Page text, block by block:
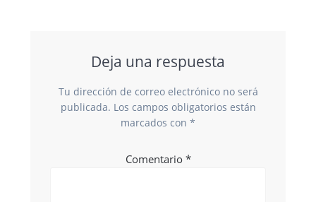
Deja una respuesta
Tu dirección de correo electrónico no será
publicada. Los campos obligatorios están
marcados con *
Comentario *